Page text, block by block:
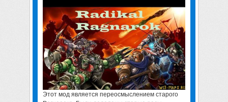
Этот мод является переосмыслением старого